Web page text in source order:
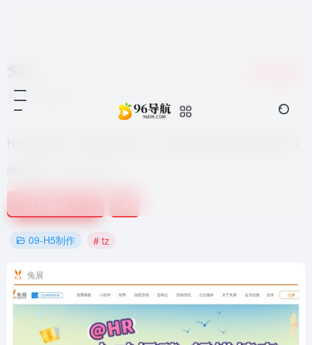
7个月前更新
09-H5制作 # tz
兔展